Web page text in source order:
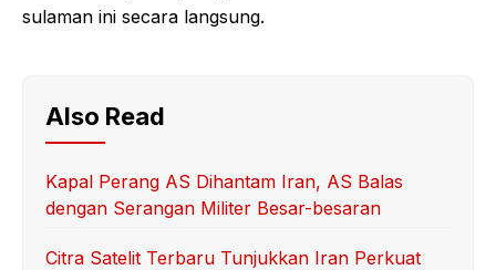
sulaman ini secara langsung.
Also Read
Kapal Perang AS Dihantam Iran, AS Balas
dengan Serangan Militer Besar-besaran
Citra Satelit Terbaru Tunjukkan Iran Perkuat